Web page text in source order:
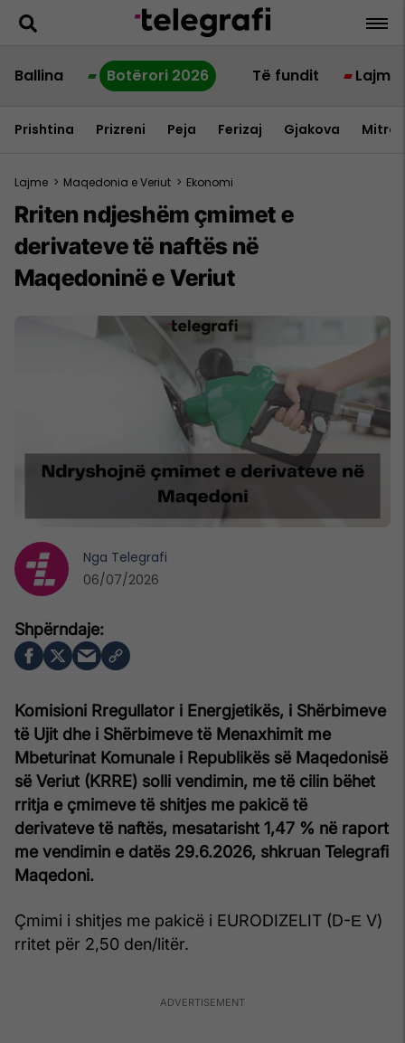
Ballina Botërori 2026 Të fundit Lajme
Prishtina Prizreni Peja Ferizaj Gjakova
Lajme > Maqedonia e Veriut > Ekonomi
Rriten ndjeshëm çmimet e
derivateve të naftës në
Maqedoninë e Veriut
Komisioni Rregullator i Energjetikës, i Shërbimeve
të Ujit dhe i Shërbimeve të Menaxhimit me
Mbeturinat Komunale i Republikës së Maqedonisë
së Veriut (KRRE) solli vendimin, me të cilin bëhet
rritja e çmimeve të shitjes me pakicë të
derivateve të naftës, mesatarisht 1,47 % në raport
me vendimin e datës 29.6.2026, shkruan Telegrafi
Maqedoni.
Çmimi i shitjes me pakicë i EURODIZELIT (D-Е V)
rritet për 2,50 den/litër.
Nga Telegrafi
06/07/2026